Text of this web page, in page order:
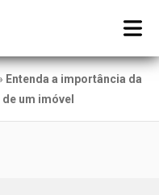
Entenda a importância da
um imóvel